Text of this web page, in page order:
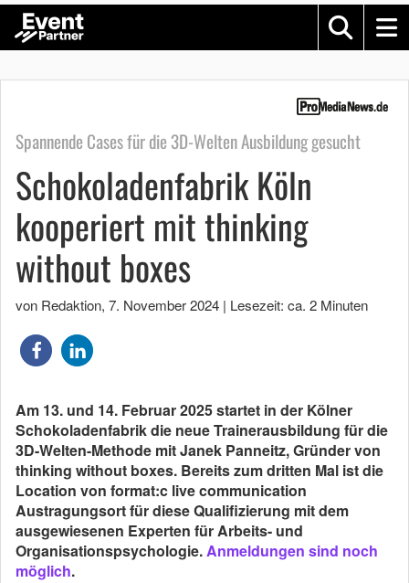
Spannende Cases für die 3D-Welten Ausbildung gesucht
Schokoladenfabrik Köln
kooperiert mit thinking
without boxes
von Redaktion, 7. November 2024 | Lesezeit: ca. 2 Minuten
Am 13. und 14. Februar 2025 startet in der Kölner
Schokoladenfabrik die neue Trainerausbildung für die
3D-Welten-Methode mit Janek Panneitz, Gründer von
thinking without boxes. Bereits zum dritten Mal ist die
Location von format:c live communication
Austragungsort für diese Qualifizierung mit dem
ausgewiesenen Experten für Arbeits- und
Organisationspsychologie.Anmeldungen sind noch
möglich.